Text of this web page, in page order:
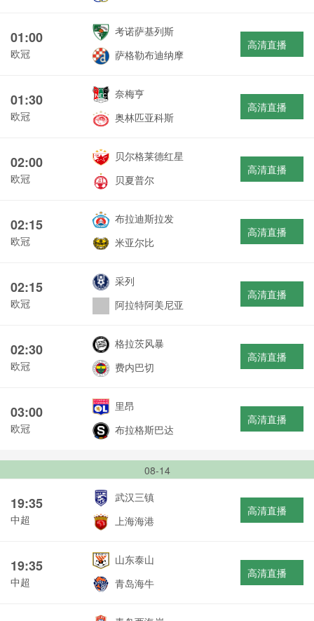
01:00
欧冠
考诺萨基列斯
萨格勒布迪纳摩
高清直播
01:30
欧冠
奈梅亨
奥林匹亚科斯
高清直播
02:00
欧冠
贝尔格莱德红星
贝夏普尔
高清直播
02:15
欧冠
布拉迪斯拉发
米亚尔比
高清直播
02:15
欧冠
采列
阿拉特阿美尼亚
高清直播
02:30
欧冠
格拉茨风暴
费内巴切
高清直播
03:00
欧冠
里昂
布拉格斯巴达
高清直播
08-14
19:35
中超
武汉三镇
上海海港
高清直播
19:35
中超
山东泰山
青岛海牛
高清直播